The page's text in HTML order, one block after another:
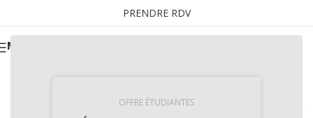
OFFRE ÉTUDIANTES
PRENDRE RDV
MENU